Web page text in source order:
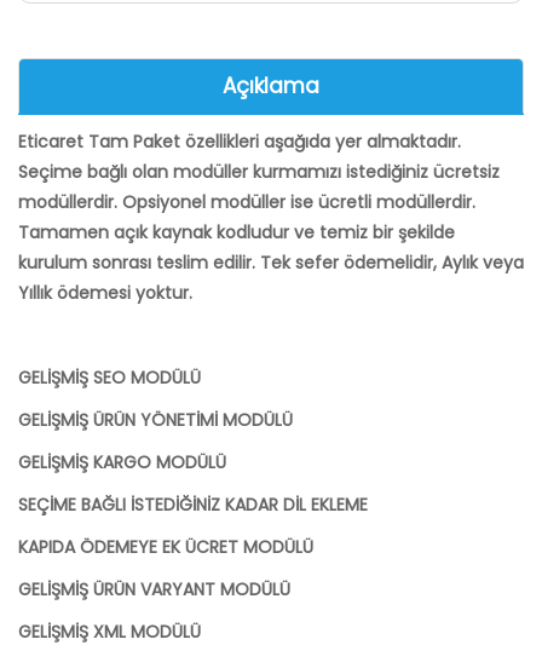
Açıklama
Eticaret Tam Paket özellikleri aşağıda yer almaktadır.
Seçime bağlı olan modüller kurmamızı istediğiniz ücretsiz
modüllerdir. Opsiyonel modüller ise ücretli modüllerdir.
Tamamen açık kaynak kodludur ve temiz bir şekilde
kurulum sonrası teslim edilir. Tek sefer ödemelidir, Aylık veya
Yıllık ödemesi yoktur.
GELİŞMİŞ SEO MODÜLÜ
GELİŞMİŞ ÜRÜN YÖNETİMİ MODÜLÜ
GELİŞMİŞ KARGO MODÜLÜ
SEÇİME BAĞLI İSTEDİĞİNİZ KADAR DİL EKLEME
KAPIDA ÖDEMEYE EK ÜCRET MODÜLÜ
GELİŞMİŞ ÜRÜN VARYANT MODÜLÜ
GELİŞMİŞ XML MODÜLÜ